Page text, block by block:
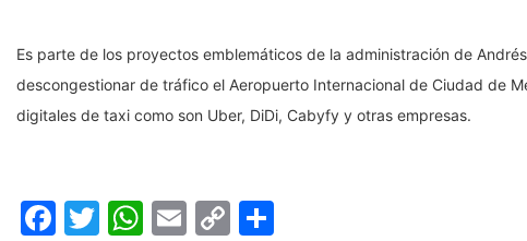
Es parte de los proyectos emblemáticos de la administración de
descongestionar de tráfico el Aeropuerto Internacional de Ciudad de
digitales de taxi como son Uber, DiDi, Cabyfy y otras empresas.
Facebook
Twitter
WhatsApp
Email
Copy